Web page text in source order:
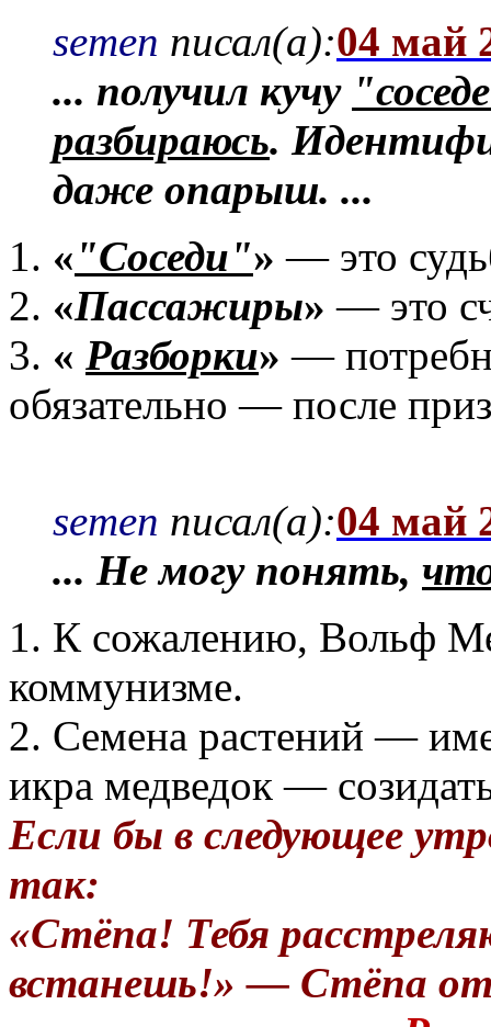
semen писал(а):04 май
... получил кучу
разбираюсь.
даже опарыш. ...
1. « "Соседи"» — это
2. «Пассажиры» — это
3. « Разборки» —
обязательно — после
semen писал(а):04 май
... Не могу понять,
1. К сожалению, Вольф
коммунизме.
2. Семена растений —
икра медведок —
Если бы в следующее
так:
«Стёпа! Тебя
встанешь!» — Стёпа